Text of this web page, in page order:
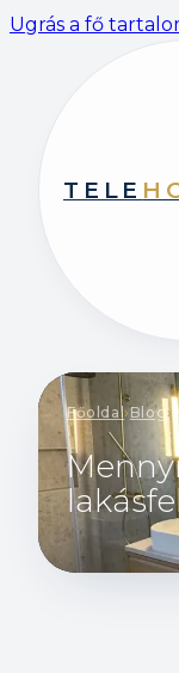
Ugrás a fő
TELE
Főoldal›Blog›